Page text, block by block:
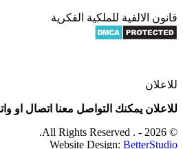
قانون الالفية للملكية الفكرية
للاعلان
للاعلان يمكنك التواصل معنا اتصال او واتس على
© 2026 - . All Rights Reserved.
Website Design: BetterStudio